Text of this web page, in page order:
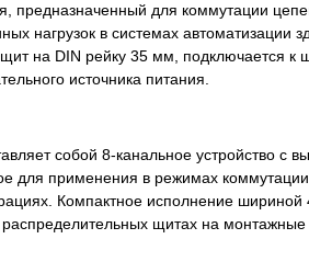
предназначенный для коммутации
нагрузок в системах автоматизации
на DIN рейку 35 мм, подключается
источника питания.
собой 8-канальное устройство с
для применения в режимах
Компактное исполнение шириной
распределительных щитах на